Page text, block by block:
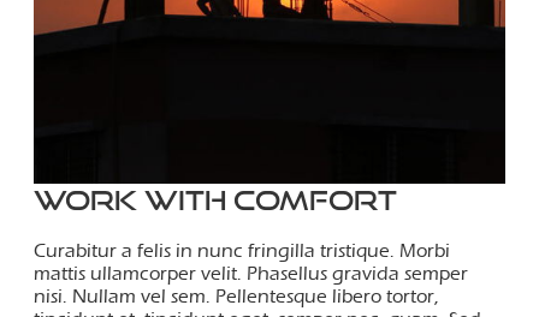
Work with comfort
Curabitur a felis in nunc fringilla tristique. Morbi
mattis ullamcorper velit. Phasellus gravida semper
nisi. Nullam vel sem. Pellentesque libero tortor,